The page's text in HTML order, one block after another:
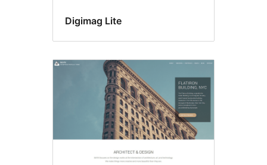
Digimag Lite